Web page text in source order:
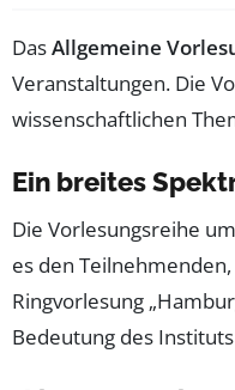
DasAllgemeine
Veranstaltungen. Die
wissenschaftlichen
Ein breites
Die Vorlesungsreihe
es den
Ringvorlesung
Bedeutung des